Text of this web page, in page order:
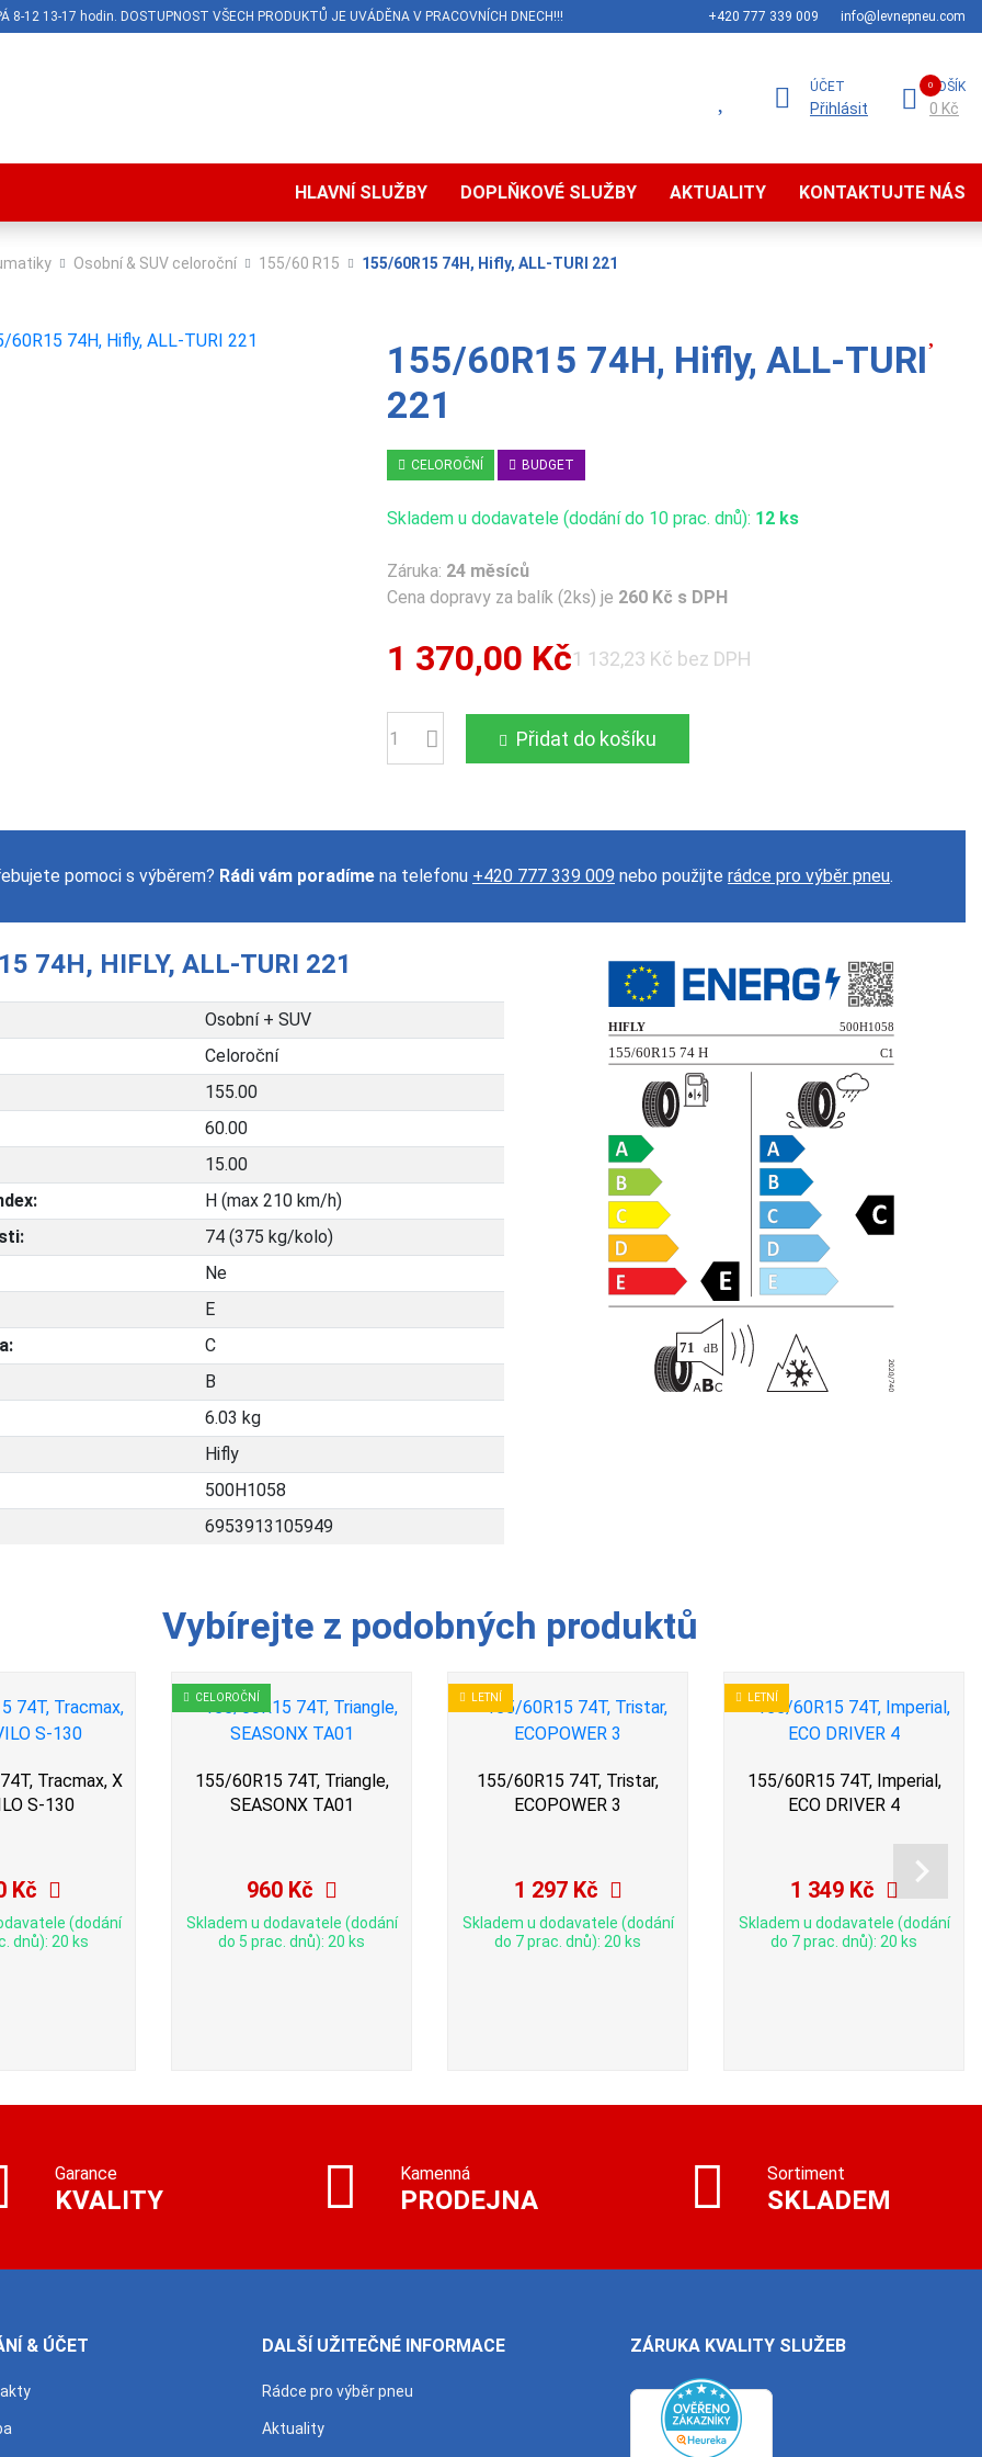
8-12 13-17 hodin. DOSTUPNOST VŠECH PRODUKTŮ JE UVÁDĚNA V PRACOVNÍCH DNECH!!! +420 777 339 009 info@levnepneu.com
ÚČET
Přihlásit
KOŠÍK
0 Kč
HLAVNÍ SLUŽBY DOPLŇKOVÉ SLUŽBY AKTUALITY KONTAKTUJTE NÁS
Osobní & SUV celoroční 155/60 R15 155/60R15 74H, Hifly, ALL-TURI 221
155/60R15 74H, Hifly, ALL-TURI
221
CELOROČNÍ BUDGET
Skladem u dodavatele (dodání do 10 prac. dnů): 12 ks
Záruka: 24 měsíců
Cena dopravy za balík (2ks) je 260 Kč s DPH
1 370,00 Kč1 132,23 Kč bez DPH
Počet Přidat do košíku
pomoci s výběrem? Rádi vám poradíme na telefonu +420 777 339 009 nebo použijte rádce pro výběr pneu.
74H, HIFLY, ALL-TURI 221
Osobní + SUV
Celoroční
155.00
60.00
15.00
H (max 210 km/h)
74 (375 kg/kolo)
Ne
E
C
B
6.03 kg
Hifly
500H1058
6953913105949
Vybírejte z podobných produktů
Tracmax, X
S-130
Kč
(dodání
dnů): 20 ks
CELOROČNÍ
155/60R15 74T, Triangle,
SEASONX TA01
960 Kč
Skladem u dodavatele (dodání
do 5 prac. dnů): 20 ks
LETNÍ
155/60R15 74T, Tristar,
ECOPOWER 3
1 297 Kč
Skladem u dodavatele (dodání
do 7 prac. dnů): 20 ks
LETNÍ
155/60R15 74T, Imperial,
ECO DRIVER 4
1 349 Kč
Skladem u dodavatele (dodání
do 7 prac. dnů): 20 ks
Garance
KVALITY
Kamenná
PRODEJNA
Sortiment
SKLADEM
& ÚČET DALŠÍ UŽITEČNÉ INFORMACE
Rádce pro výběr pneu
Aktuality
ZÁRUKA KVALITY SLUŽEB